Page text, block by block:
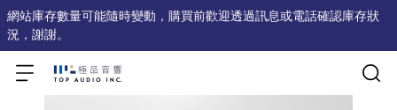
網站庫存數量可能隨時變動，購買前歡迎透過訊息或電話確認庫存狀
況，謝謝。